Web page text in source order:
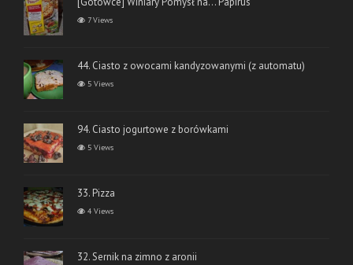
7 Views
44. Ciasto z owocami kandyzowanymi (z automatu)
5 Views
94. Ciasto jogurtowe z borówkami
5 Views
33. Pizza
4 Views
32. Sernik na zimno z aronii